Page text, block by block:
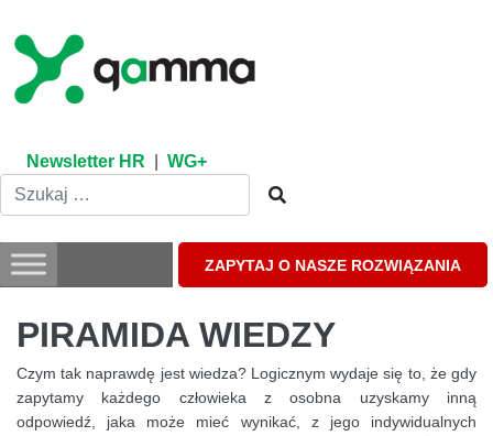
content
Newsletter HR WG+
ZAPYTAJ O NASZE ROZWIĄZANIA
PIRAMIDA WIEDZY
Czym tak naprawdę jest wiedza? Logicznym wydaje się to, że gdy
zapytamy każdego człowieka z osobna uzyskamy inną
odpowiedź, jaka może mieć wynikać, z jego indywidualnych